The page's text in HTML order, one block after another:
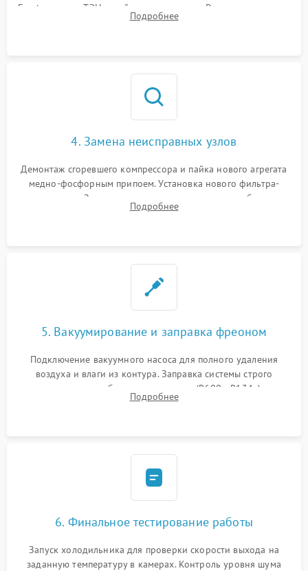
Frost, включая ТЭН оттайки и вентилятор. Ремонт или замена
платы управления при сбоях алгоритмов.
Подробнее
4. Замена неисправных узлов
Демонтаж сгоревшего компрессора и пайка нового агрегата
медно-фосфорным припоем. Установка нового фильтра-
осушителя. Замена изношенных вентиляторов обдува,
сломанных заслонок или поврежденных дверных петель.
Подробнее
5. Вакуумирование и заправка фреоном
Подключение вакуумного насоса для полного удаления
воздуха и влаги из контура. Заправка системы строго
дозированным объемом хладагента (R600a, R134a) по
электронным весам. Контроль рабочего давления в системе.
Подробнее
6. Финальное тестирование работы
Запуск холодильника для проверки скорости выхода на
заданную температуру в камерах. Контроль уровня шума